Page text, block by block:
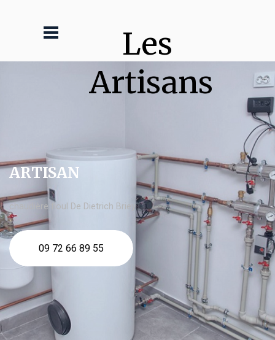
Les
Artisans
ARTISAN
chaudière fioul De Dietrich Briey
09 72 66 89 55